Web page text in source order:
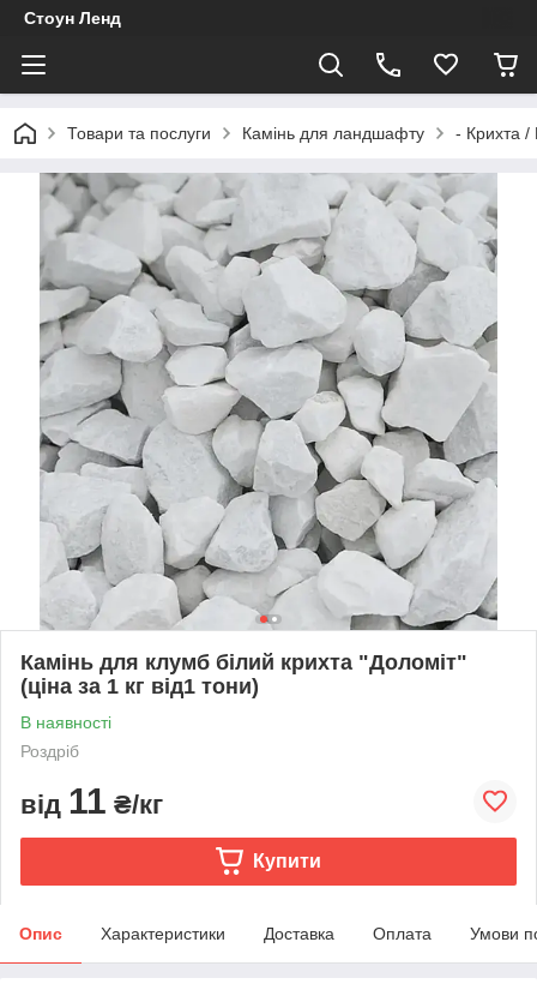
Стоун Ленд
Товари та послуги Камінь для ландшафту - Крихта /
Камінь для клумб білий крихта "Доломіт"
(ціна за 1 кг від1 тони)
В наявності
Роздріб
від 11 ₴/кг
Купити
Опис Характеристики Доставка Оплата Умови